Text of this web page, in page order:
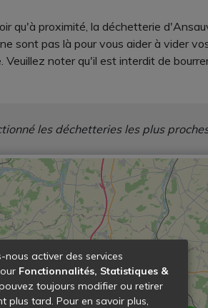
qu'à proximité, la déchetterie
sont pas là pour vous aider à vider
noter qu'il est interdit de
les déchetteries les plus
nous activer des services
Fonctionnalités, Statistiques &
toujours modifier ou retirer
plus tard. Pour en savoir plus,